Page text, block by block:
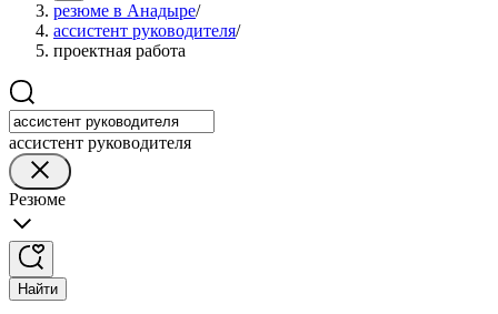
резюме в Анадыре/
ассистент руководителя/
проектная работа
ассистент руководителя
Резюме
Найти